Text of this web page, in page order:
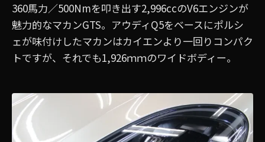
360馬力／500Nmを叩き出す2,996ccのV6エンジンが
魅力的なマカンGTS。アウディQ5をベースにポルシ
ェが味付けしたマカンはカイエンより一回りコンパク
トですが、それでも1,926ｍｍのワイドボディー。